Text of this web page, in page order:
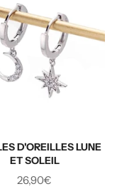
D'OREILLES LUNE
ET SOLEIL
Prix
26,90€